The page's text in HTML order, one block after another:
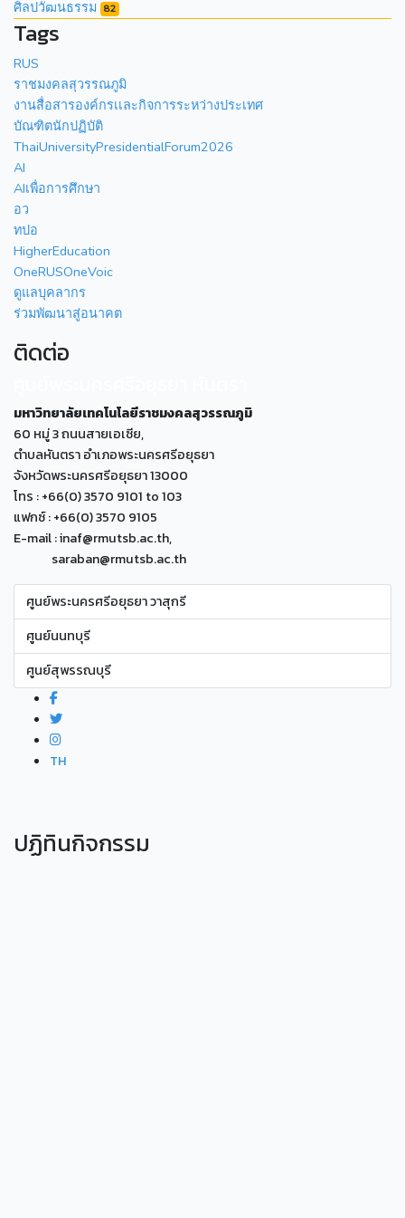
ศิลปวัฒนธรรม 82
Tags
RUS
ราชมงคลสุวรรณภูมิ
งานสื่อสารองค์กรเเละกิจการระหว่างประเทศ
บัณฑิตนักปฏิบัติ
ThaiUniversityPresidentialForum2026
AI
AIเพื่อการศึกษา
อว
ทปอ
HigherEducation
OneRUSOneVoic
ดูแลบุคลากร
ร่วมพัฒนาสู่อนาคต
ติดต่อ
มหาวิทยาลัยเทคโนโลยีราชมงคลสุวรรณภูมิ
60 หมู่ 3 ถนนสายเอเซีย,
ตำบลหันตรา อำเภอพระนครศรีอยุธยา
จังหวัดพระนครศรีอยุธยา 13000
โทร : +66(0) 3570 9101 to 103
แฟกซ์ : +66(0) 3570 9105
E-mail : inaf@rmutsb.ac.th,
saraban@rmutsb.ac.th
ศูนย์พระนครศรีอยุธยา วาสุกรี
ศูนย์นนทบุรี
ศูนย์สุพรรณบุรี
TH
ปฏิทินกิจกรรม